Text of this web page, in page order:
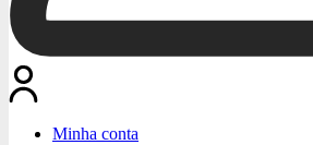
Minha conta